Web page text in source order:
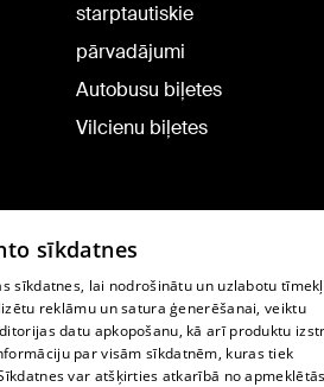
starptautiskie
pārvadājumi
Autobusu biļetes
Vilcienu biļetes
sīkdatnes
sīkdatnes, lai nodrošinātu un uzlabotu
reklāmu un satura ģenerēšanai, veiktu
datu apkopošanu, kā arī produktu
par visām sīkdatnēm, kuras tiek
var atšķirties atkarībā no